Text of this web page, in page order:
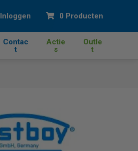
Inloggen 0 Producten
Contac
t
Actie
s
Outle
t